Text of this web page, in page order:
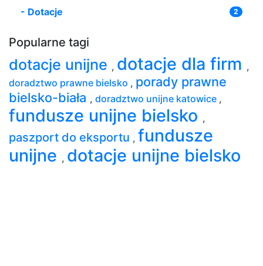
- Dotacje 2
Popularne tagi
dotacje unijne , dotacje dla firm ,
doradztwo prawne bielsko , porady prawne
bielsko-biała , doradztwo unijne katowice ,
fundusze unijne bielsko ,
paszport do eksportu , fundusze
unijne , dotacje unijne bielsko